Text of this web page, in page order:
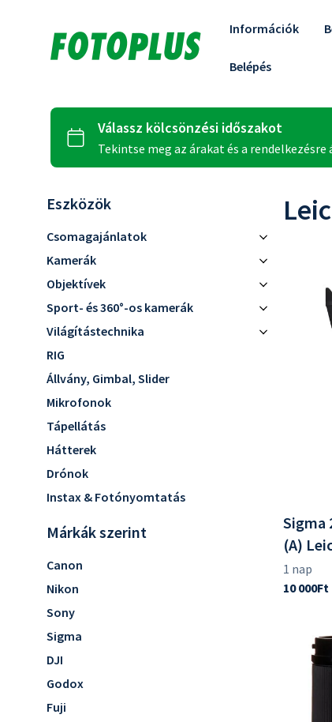
Információk
Belépés
Eszközök
Csomagajánlatok
Kezdő
Kamerák
Canon
Nikon
Panasonic
Fujifilm
Pentax & Ricoh
Objektívek
Canon RF
Sony E
Nikon Z
Leica L
Fujifilm GFX
Fujifilm X
Arri PL
Sport- és 360°-os kamerák
Akciókamerák
Akciókamera kiegészítők
Világítástechnika
Rendszervakuk
Stúdióvakuk
Vakukioldók
Lámpák
Fényformálók
Lámpaállványok
Hordozható áramforrás
RIG
Állvány, Gimbal, Slider
Mikrofonok
Tápellátás
Hátterek
Drónok
Instax & Fotónyomtatás
Márkák szerint
Canon
Nikon
Sony
Sigma
DJI
Godox
Fuji
Sigma
(A)